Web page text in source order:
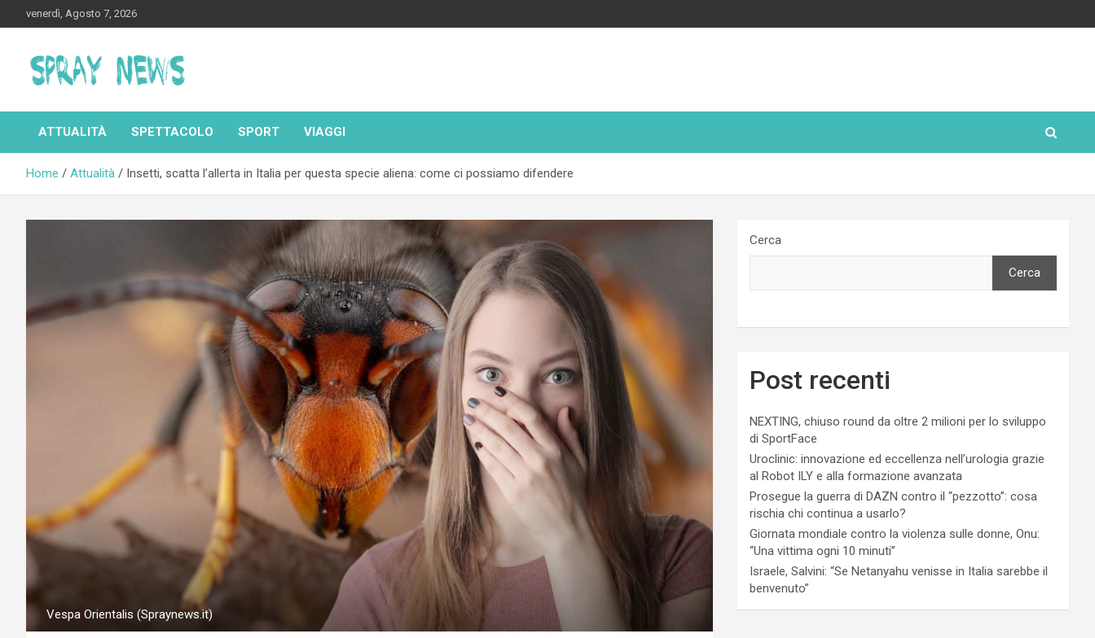
to
venerdì, Agosto 7, 2026
Spraynews.it
ATTUALITÀ SPETTACOLO SPORT VIAGGI
Home Attualità Insetti, scatta l’allerta in Italia per questa specie aliena: come ci possiamo difendere
Vespa Orientalis (Spraynews.it)
Cerca
Cerca
Post recenti
NEXTING, chiuso round da oltre 2 milioni per lo sviluppo
di SportFace
Uroclinic: innovazione ed eccellenza nell’urologia grazie
al Robot ILY e alla formazione avanzata
Prosegue la guerra di DAZN contro il “pezzotto”: cosa
rischia chi continua a usarlo?
Giornata mondiale contro la violenza sulle donne, Onu:
“Una vittima ogni 10 minuti”
Israele, Salvini: “Se Netanyahu venisse in Italia sarebbe il
benvenuto”